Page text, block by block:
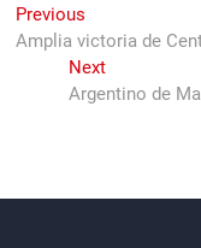
Navegación
de
entradas
Previous
post:
Amplia victoria de
NextNext
post:
Argentino de